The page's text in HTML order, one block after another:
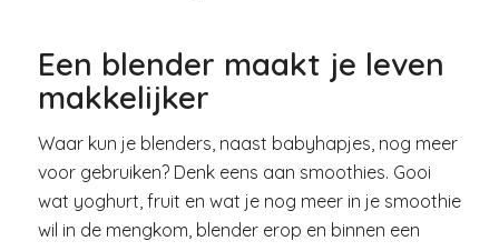
Een blender maakt je leven
makkelijker
Waar kun je blenders, naast babyhapjes, nog meer
voor gebruiken? Denk eens aan smoothies. Gooi
wat yoghurt, fruit en wat je nog meer in je smoothie
wil in de mengkom, blender erop en binnen een